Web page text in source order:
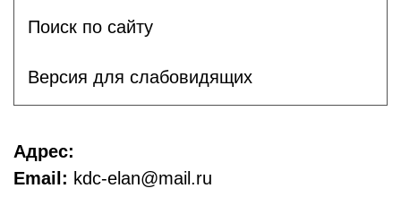
Поиск по сайту
Версия для слабовидящих
Адрес:
Email: kdc-elan@mail.ru